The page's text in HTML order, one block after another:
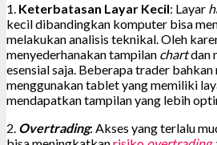
1. Keterbatasan Layar Kecil: Layar
kecil dibandingkan komputer bisa
melakukan analisis teknikal. Oleh
menyederhanakan tampilan chartdan
esensial saja. Beberapa trader
menggunakan tablet yang memiliki
mendapatkan tampilan yang lebih
2. Overtrading: Akses yang terlalu